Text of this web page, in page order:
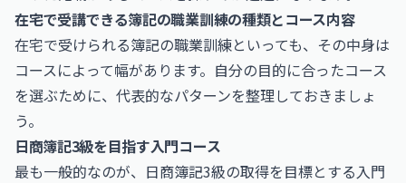
在宅で受講できる簿記の職業訓練の種類とコース内容
在宅で受けられる簿記の職業訓練といっても、その中身は
コースによって幅があります。自分の目的に合ったコース
を選ぶために、代表的なパターンを整理しておきましょ
う。
日商簿記3級を目指す入門コース
最も一般的なのが、日商簿記3級の取得を目標とする入門